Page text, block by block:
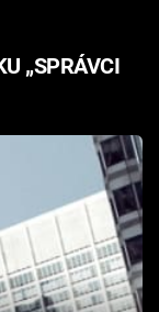
„SPRÁVCI